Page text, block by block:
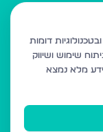
אתר רשות היחיד עושה שימוש בקבצי Cookie ובטכנולוגיות דומות
שימוש ושיווק
מלא נמצא